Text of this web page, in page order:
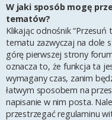
W jaki sposób mogę
tematów?
Klikając odnośnik
tematu zazwyczaj na dole
górę pierwszej strony
oznacza to, że funkcja ta
wymagany czas, zanim
łatwym sposobem na
napisanie w nim posta.
przestrzegać regulaminu